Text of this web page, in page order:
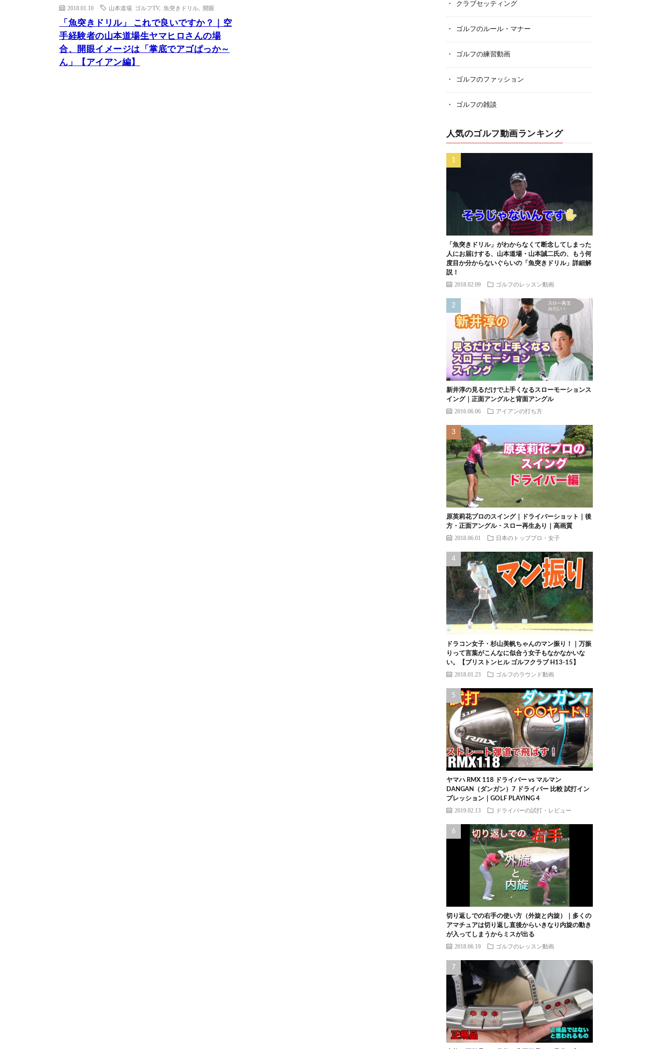
2018.01.10 山本道場 ゴルフTV, 魚突きドリル 開眼
「魚突きドリル」 これで良いですか？｜空
手経験者の山本道場生ヤマヒロさんの場
合、開眼イメージは「掌底でアゴぱっか～
ん」【アイアン編】
クラブセッティング
ゴルフのルール・マナー
ゴルフの練習動画
ゴルフのファッション
ゴルフの雑談
人気のゴルフ動画ランキング
「魚突きドリル」がわからなくて断念してしまった
人にお届けする、山本道場・山本誠二氏の、もう何
度目か分からないぐらいの「魚突きドリル」詳細解
説！
2018.02.09 ゴルフのレッスン動画
新井淳の見るだけで上手くなるスローモーションス
イング｜正面アングルと背面アングル
2016.06.06 アイアンの打ち方
原英莉花プロのスイング｜ドライバーショット｜後
方・正面アングル・スロー再生あり｜高画質
2018.06.01 日本のトッププロ・女子
ドラコン女子・杉山美帆ちゃんのマン振り！｜万振
りって言葉がこんなに似合う女子もなかなかいな
い。【ブリストンヒル ゴルフクラブ H13-15】
2018.01.23 ゴルフのラウンド動画
ヤマハ RMX 118 ドライバー vs マルマン
DANGAN（ダンガン）7 ドライバー 比較 試打イン
プレッション｜GOLF PLAYING 4
2019.02.13 ドライバーの試打・レビュー
切り返しでの右手の使い方（外旋と内旋）｜多くの
アマチュアは切り返し直後からいきなり内旋の動き
が入ってしまうからミスが出る
2018.06.19 ゴルフのレッスン動画